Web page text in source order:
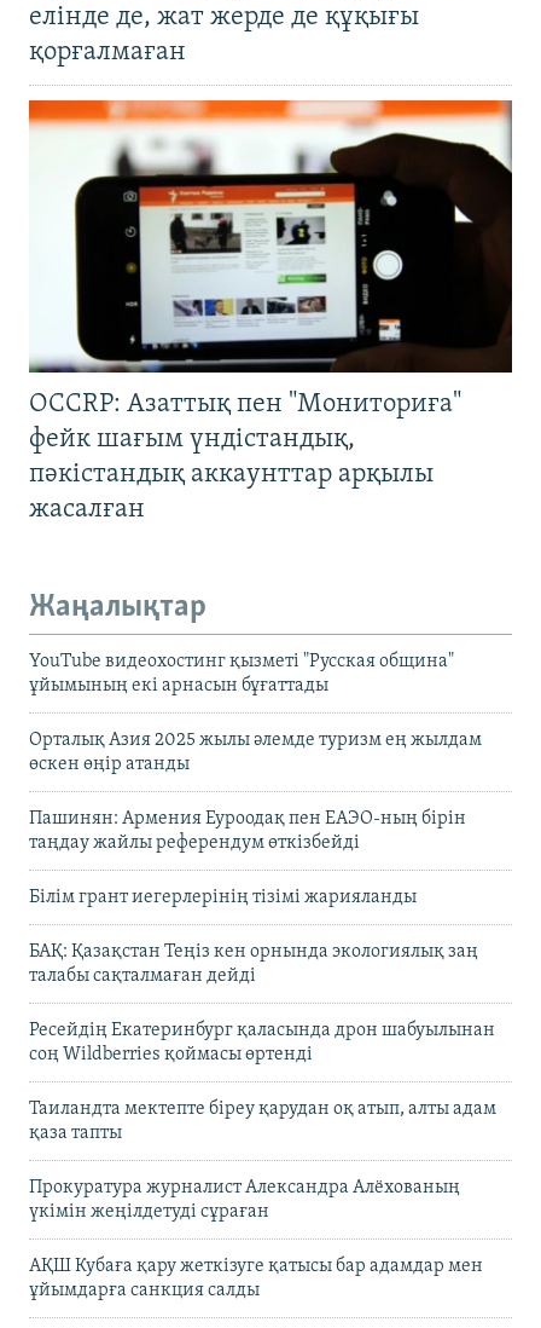
елінде де, жат жерде де құқығы
қорғалмаған
OCCRP: Азаттық пен "Мониториға"
фейк шағым үндістандық,
пәкістандық аккаунттар арқылы
жасалған
Жаңалықтар
YouTube видеохостинг қызметі "Русская община"
ұйымының екі арнасын бұғаттады
Орталық Азия 2025 жылы әлемде туризм ең жылдам
өскен өңір атанды
Пашинян: Армения Еуроодақ пен ЕАЭО-ның бірін
таңдау жайлы референдум өткізбейді
Білім грант иегерлерінің тізімі жарияланды
БАҚ: Қазақстан Теңіз кен орнында экологиялық заң
талабы сақталмаған дейді
Ресейдің Екатеринбург қаласында дрон шабуылынан
соң Wildberries қоймасы өртенді
Таиландта мектепте біреу қарудан оқ атып, алты адам
қаза тапты
Прокуратура журналист Александра Алёхованың
үкімін жеңілдетуді сұраған
АҚШ Кубаға қару жеткізуге қатысы бар адамдар мен
ұйымдарға санкция салды